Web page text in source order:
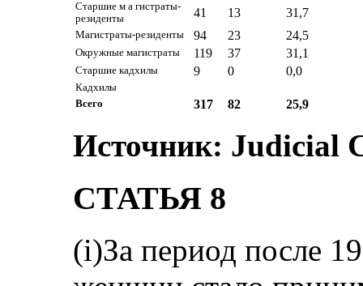
Старшие м а гистраты-
резиденты
41 13 31,7
Магистраты-резиденты 94 23 24,5
Окружные магистраты 119 37 31,1
Старшие кадхилы 9 0 0,0
Кадхилы
Всего
317 82 25,9
Источник: Judicial
СТАТЬЯ 8
(i)За период после